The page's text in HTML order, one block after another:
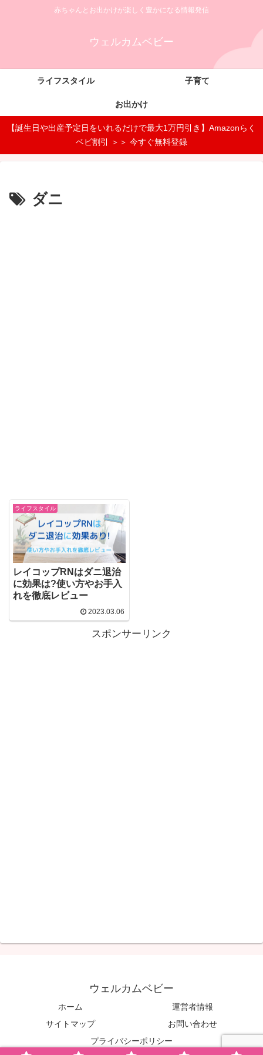
赤ちゃんとお出かけが楽しく豊かになる情報発信
ウェルカムベビー
ライフスタイル 子育て
お出かけ
【誕生日や出産予定日をいれるだけで最大1万円引き】Amazonらく
ベビ割引 ＞＞ 今すぐ無料登録
ダニ
ライフスタイル
レイコップRNはダニ退治
に効果は?使い方やお手入
れを徹底レビュー
2023.03.06
スポンサーリンク
ウェルカムベビー
ホーム
運営者情報
サイトマップ
お問い合わせ
プライバシーポリシー